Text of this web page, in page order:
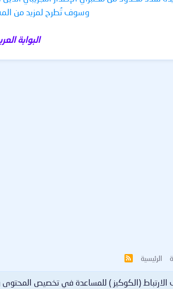
وسوف تُطرح لمزيد من
البوابة
الرئيسية
R
الارتباط (الكوكيز ) للمساعدة في تخصيص